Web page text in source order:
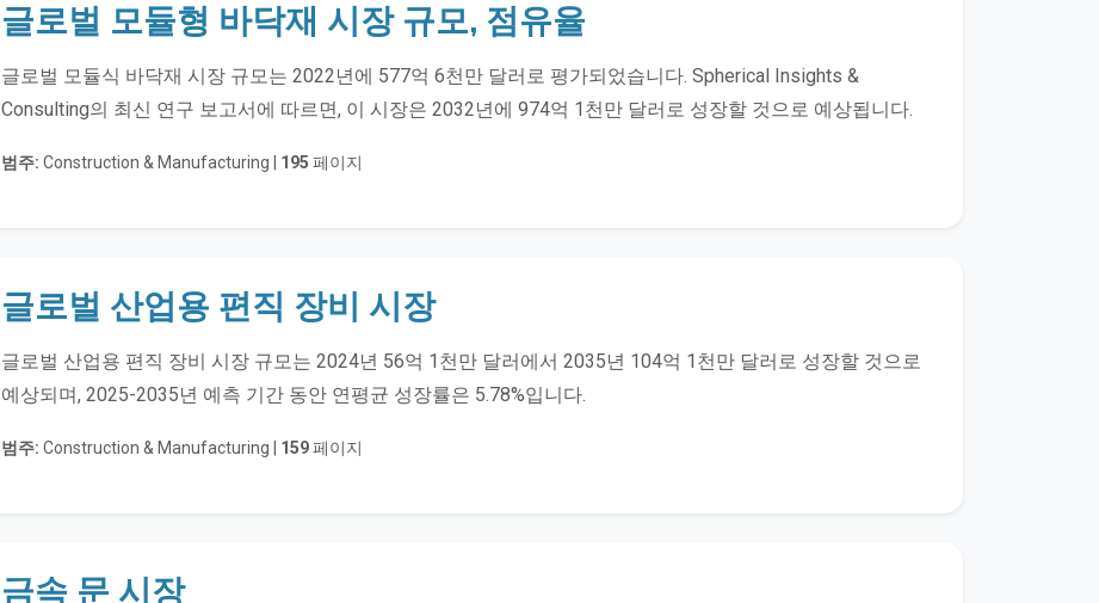
글로벌 모듈형 바닥재 시장 규모, 점유율
글로벌 모듈식 바닥재 시장 규모는 2022년에 577억 6천만 달러로 평가되었습니다. Spherical Insights &
Consulting의 최신 연구 보고서에 따르면, 이 시장은 2032년에 974억 1천만 달러로 성장할 것으로 예상됩니다.
범주: Construction & Manufacturing | 195 페이지
글로벌 산업용 편직 장비 시장
글로벌 산업용 편직 장비 시장 규모는 2024년 56억 1천만 달러에서 2035년 104억 1천만 달러로 성장할 것으로
예상되며, 2025-2035년 예측 기간 동안 연평균 성장률은 5.78%입니다.
범주: Construction & Manufacturing | 159페이지
금속 문 시장